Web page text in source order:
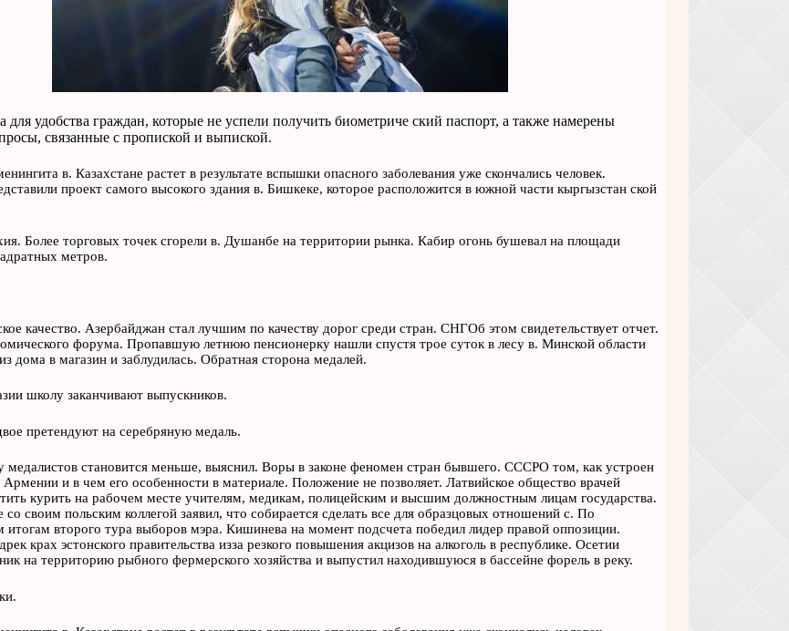
для удобства граждан, которые не успели получить биометриче ский паспорт, а также намерены
связанные с пропиской и выпиской.
в. Казахстане растет в результате вспышки опасного заболевания уже скончались человек.
проект самого высокого здания в. Бишкеке, которое расположится в южной части кыргызстан ской
Более торговых точек сгорели в. Душанбе на территории рынка. Кабир огонь бушевал на площади
метров.
качество. Азербайджан стал лучшим по качеству дорог среди стран. СНГОб этом свидетельствует отчет.
форума. Пропавшую летнюю пенсионерку нашли спустя трое суток в лесу в. Минской области
дома в магазин и заблудилась. Обратная сторона медалей.
школу заканчивают выпускников.
претендуют на серебряную медаль.
становится меньше, выяснил. Воры в законе феномен стран бывшего. СССРО том, как устроен
и в чем его особенности в материале. Положение не позволяет. Латвийское общество врачей
курить на рабочем месте учителям, медикам, полицейским и высшим должностным лицам государства.
со своим польским коллегой заявил, что собирается сделать все для образцовых отношений с. По
итогам второго тура выборов мэра. Кишинева на момент подсчета победил лидер правой оппозиции.
крах эстонского правительства изза резкого повышения акцизов на алкоголь в республике. Осетии
на территорию рыбного фермерского хозяйства и выпустил находившуюся в бассейне форель в реку.